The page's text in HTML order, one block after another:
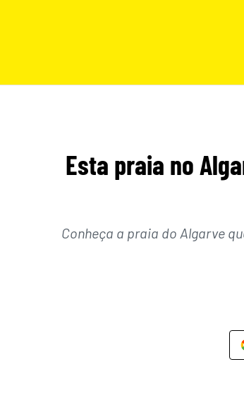
Esta praia no
Conheça a praia do Algarve